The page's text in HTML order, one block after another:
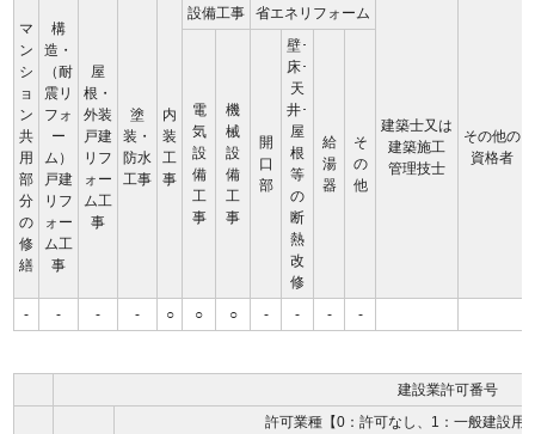
マ
ン
シ
ョ
ン
共
用
部
分
の
修
繕
構
造・
（耐
震リ
フォ
ー
ム）
戸建
リフ
ォー
ム工
事
屋
根・
外装
戸建
リフ
ォー
ム工
事
塗
装・
防水
工事
内
装
工
事
設備工事 省エネリフォーム
建築士又は
建築施工
管理技士
その他の
資格者
電
気
設
備
工
事
機
械
設
備
工
事
開
口
部
壁･
床･
天
井･
屋
根
等
の
断
熱
改
修
給
湯
器
そ
の
他
- - - - ○ ○ ○ - - - -
建設業許可番号
許可業種【0：許可なし、1：一般建設用